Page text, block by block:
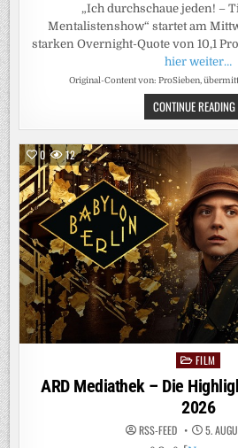
„Ich durchschaue jeden! –
Mentalistenshow“ startet am
starken Overnight-Quote von 10,1
hier weiter…
Original-Content von: ProSieben,
CONTINUE READING
0 12
Posted
FILM
ARD Mediathek – Die
2026
RSS-FEED 5.